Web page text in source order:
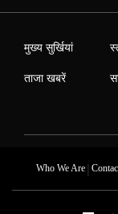
मुख्य सुर्खियां
ताजा खबरें
Who We Are|